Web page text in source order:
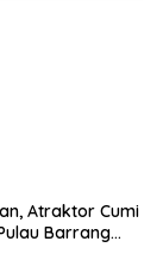
Atraktor Cumi
Barrang